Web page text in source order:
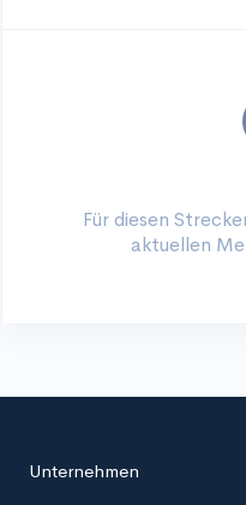
Für diesen
aktuellen
Unternehmen